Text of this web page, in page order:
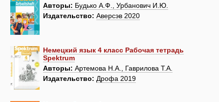
Авторы: Будько А.Ф., Урбанович И.Ю.
Издательство: Аверсэв 2020
Немецкий язык 4 класс Рабочая тетрадь
Spektrum
Авторы: Артемова Н.А., Гаврилова Т.А.
Издательство: Дрофа 2019